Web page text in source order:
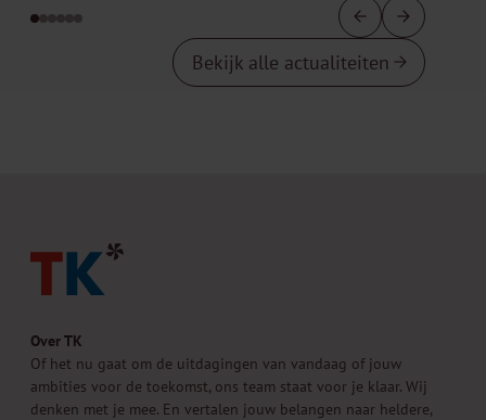
Bekijk alle actualiteiten
Over TK
Of het nu gaat om de uitdagingen van vandaag of jouw
ambities voor de toekomst, ons team staat voor je klaar. Wij
denken met je mee. En vertalen jouw belangen naar heldere,